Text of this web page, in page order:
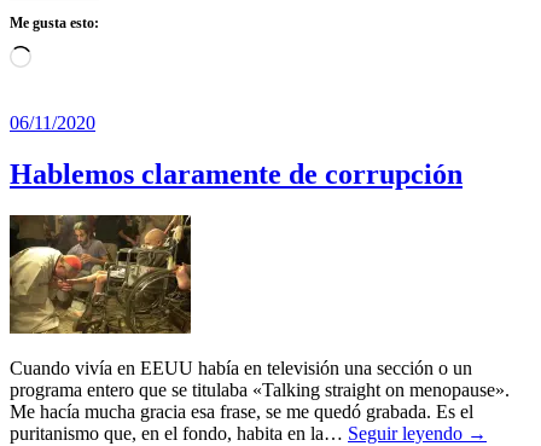
Me gusta esto:
Cargando...
06/11/2020
Hablemos claramente de corrupción
Cuando vivía en EEUU había en televisión una sección o un
programa entero que se titulaba «Talking straight on menopause».
Me hacía mucha gracia esa frase, se me quedó grabada. Es el
puritanismo que, en el fondo, habita en la… Seguir leyendo →